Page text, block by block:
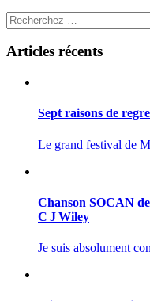
Articles récents
Sept raisons de
Le grand festival de
Chanson SOCAN
C J Wiley
Je suis absolument